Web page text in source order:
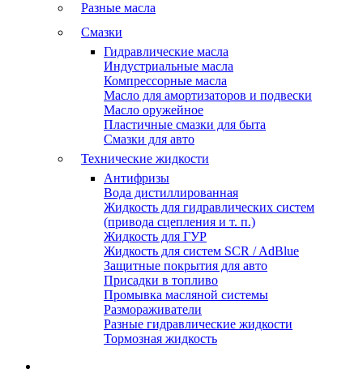
Разные масла
Смазки
Гидравлические масла
Индустриальные масла
Компрессорные масла
Масло для амортизаторов и подвески
Масло оружейное
Пластичные смазки для быта
Смазки для авто
Технические жидкости
Антифризы
Вода дистиллированная
Жидкость для гидравлических систем
(привода сцепления и т. п.)
Жидкость для ГУР
Жидкость для систем SCR / AdBlue
Защитные покрытия для авто
Присадки в топливо
Промывка масляной системы
Размораживатели
Разные гидравлические жидкости
Тормозная жидкость